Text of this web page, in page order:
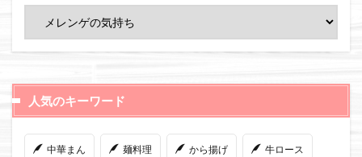
人気のキーワード
中華まん 麺料理 から揚げ 牛ロース